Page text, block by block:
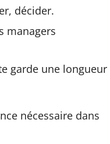
décider.
managers
garde une longueur
nécessaire dans